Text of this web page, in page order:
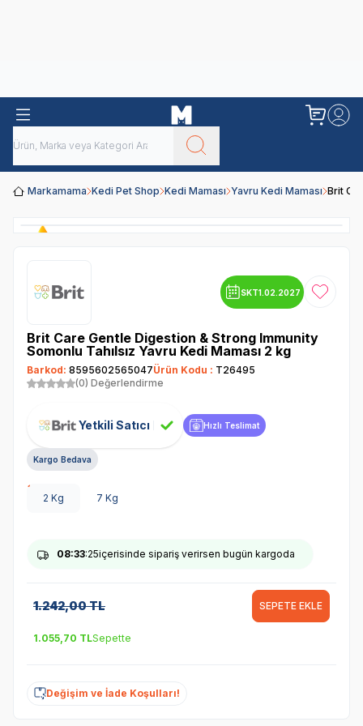
Markamama Kedi Pet Shop Kedi Maması Yavru Kedi Maması Brit
SKT1.02.2027 Favoriye
Brit Care Gentle Digestion & Strong Immunity
Somonlu Tahılsız Yavru Kedi Maması 2 kg
Barkod: 8595602565047Ürün Kodu : T26495
(0) Değerlendirme
Yetkili Satıcı Hızlı Teslimat
Kargo Bedava
2 Kg 7 Kg
08:33:24içerisinde sipariş verirsen bugün kargoda
1.242,00TL SEPETE EKLE
1.055,70 TLSepette
Değişim ve İade Koşulları!